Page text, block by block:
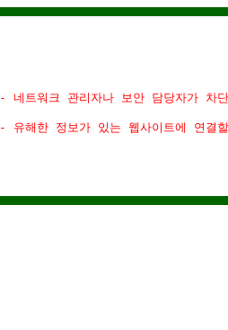
- 네트워크 관리자나 보안 담당자가 차
- 유해한 정보가 있는 웹사이트에 연결